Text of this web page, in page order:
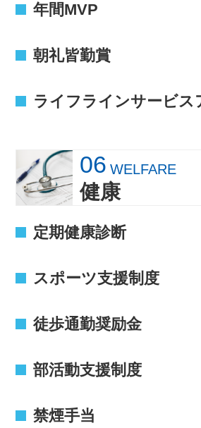
年間MVP
朝礼皆勤賞
ライフラインサービス
06 WELFARE
健康
定期健康診断
スポーツ支援制度
徒歩通勤奨励金
部活動支援制度
禁煙手当